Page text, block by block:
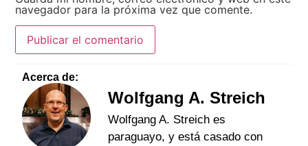
navegador para la próxima vez que comente.
Acerca de:
Wolfgang A. Streich
Wolfgang A. Streich es
paraguayo, y está casado con